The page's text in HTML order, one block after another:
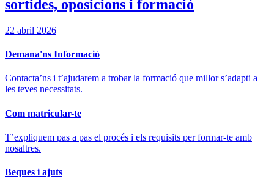
sortides, oposicions i formació
22 abril 2026
Demana'ns Informació
Contacta’ns i t’ajudarem a trobar la formació que millor s’adapti a
les teves necessitats.
Com matricular-te
T’expliquem pas a pas el procés i els requisits per formar-te amb
nosaltres.
Beques i ajuts